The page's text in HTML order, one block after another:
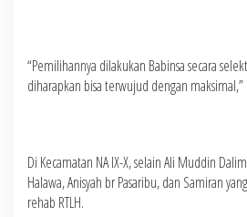
“Pemilihannya dilakukan Babinsa secara
diharapkan bisa terwujud dengan maksimal,”
Di Kecamatan NA IX-X, selain Ali Muddin
Halawa, Anisyah br Pasaribu, dan Samiran
rehab RTLH.